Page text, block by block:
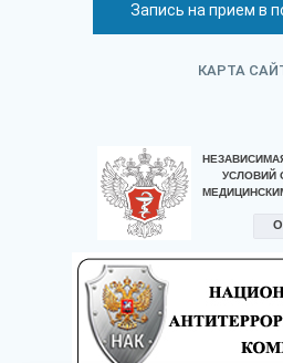
Запись на прием в
КАРТА